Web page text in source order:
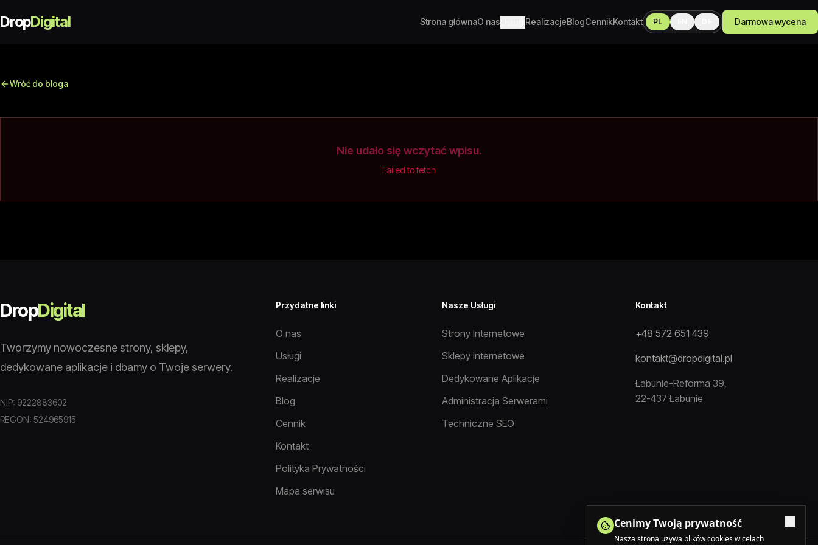
DropDigital Strona głównaO nas RealizacjeBlogCennikKontakt PL Darmowa wycena
Wróć do bloga
Nie udało się wczytać wpisu.
Failed to fetch
DropDigital
Tworzymy nowoczesne strony, sklepy,
dedykowane aplikacje i dbamy o Twoje serwery.
NIP: 9222883602
REGON: 524965915
Przydatne linki
O nas
Usługi
Realizacje
Blog
Cennik
Kontakt
Polityka Prywatności
Mapa serwisu
Nasze Usługi
Strony Internetowe
Sklepy Internetowe
Dedykowane Aplikacje
Administracja Serwerami
Techniczne SEO
Kontakt
+48 572 651 439
kontakt@dropdigital.pl
Łabunie-Reforma 39,
22-437 Łabunie
Cenimy Twoją prywatność
Nasza strona używa plików cookies w celach